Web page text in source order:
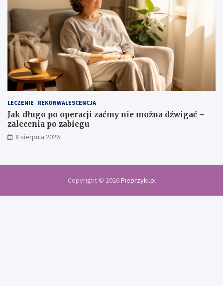
LECZENIE REKONWALESCENCJA
Jak długo po operacji zaćmy nie można dźwigać –
zalecenia po zabiegu
8 sierpnia 2026
Copyright © 2026Pieprzyki.pl